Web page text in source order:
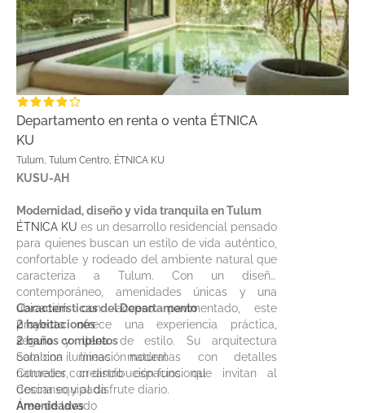
Departamento en renta o venta ÉTNICA
KU
Tulum, Tulum Centro, ÉTNICA KU
KUSU-AH
Modernidad, diseño y vida tranquila en Tulum
ÉTNICA KU es un desarrollo residencial pensado
para quienes buscan un estilo de vida auténtico,
confortable y rodeado del ambiente natural que
caracteriza a Tulum. Con un diseño
contemporáneo, amenidades únicas y una
ubicación con acceso pavimentado, este
proyecto ofrece una experiencia práctica,
segura y llena de estilo. Su arquitectura
combina líneas modernas con detalles
naturales, creando espacios que invitan al
descanso y al disfrute diario.
Características del Departamento
2 habitaciones
2 baños completos
Sala con iluminación natural
Comedor con distribución funcional
Cocina equipada
Área de lavado
Amenidades